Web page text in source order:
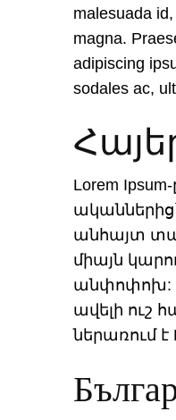
malesuada
magna.
adipiscing
sodales ac,
Lorem
անհայտ
միայն
անփոփոխ:
ավելի ուշ
ներառում